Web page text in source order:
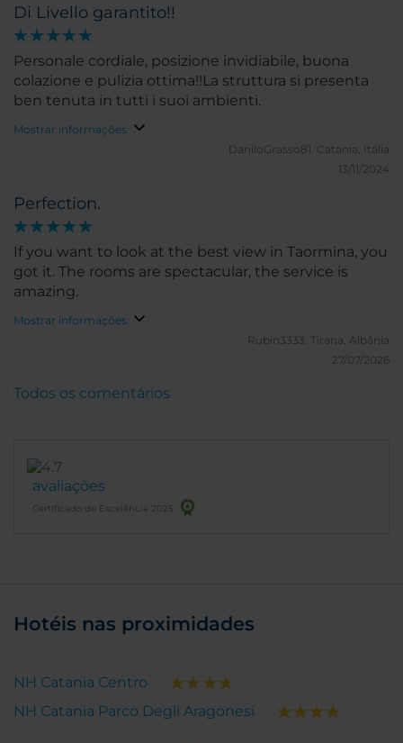
Di Livello garantito!!
Personale cordiale, posizione invidiabile, buona
colazione e pulizia ottima!!La struttura si presenta
ben tenuta in tutti i suoi ambienti.
Mostrar informações
DaniloGrasso81. Catania, Itália
13/11/2024
Perfection.
If you want to look at the best view in Taormina, you
got it. The rooms are spectacular, the service is
amazing.
Mostrar informações
Rubin3333.
Tirana, Albânia
27/07/2026
avaliações
Certificado de Excelência 2025
Todos os comentários
Hotéis nas proximidades
NH Catania Centro
NH Catania Parco Degli Aragonesi